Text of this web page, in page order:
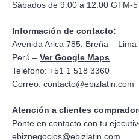
Sábados de 9:00 a 12:00 GTM-5
Información de contacto:
Avenida Arica 785, Breña – Lima
Perú – Ver Google Maps
Teléfono: +51 1 518 3360
Correo: contacto@ebizlatin.com
Atención a clientes
Ponte en contacto con tu
ebiznegocios@ebizlatin.com